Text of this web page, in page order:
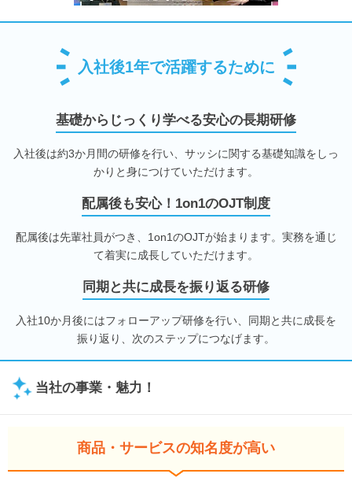
入社後1年で活躍するために
基礎からじっくり学べる安心の長期研修
入社後は約3か月間の研修を行い、サッシに関する基礎知識をしっ
かりと身につけていただけます。
配属後も安心！1on1のOJT制度
配属後は先輩社員がつき、1on1のOJTが始まります。実務を通じ
て着実に成長していただけます。
同期と共に成長を振り返る研修
入社10か月後にはフォローアップ研修を行い、同期と共に成長を
振り返り、次のステップにつなげます。
当社の事業・魅力！
商品・サービスの知名度が高い